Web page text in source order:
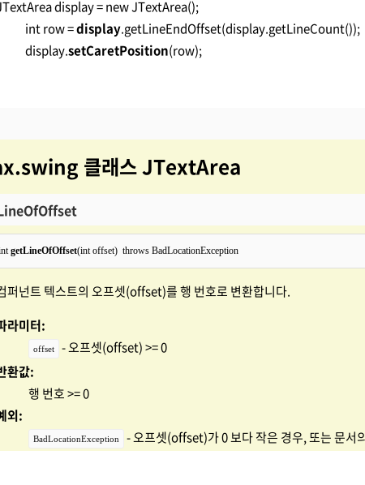
display = new JTextArea();
int row =display.getLineEndOffset(display.getLineCount());
display.setCaretPosition(row);
클래스 JTextArea
getLineOfOffset
퍼넌트 텍스트의 오프셋(offset)를 행 번호로 변환합니다.
라미터:
offset
- 오프셋(offset) >= 0
환값:
행 번호 >= 0
외:
BadLocationException - 오프셋(offset)가 0 보다 작은 경우, 또는 문서